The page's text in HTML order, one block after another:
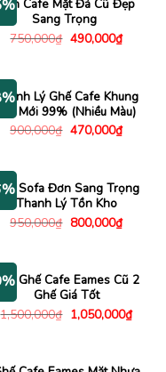
Cafe Mặt Đá Cũ Đẹp
Sang Trọng
750,000₫ Giá
490,000₫Giá
hiện
Lý Ghế Cafe Khung
Sắt Mới 99% (Nhiều Màu)
900,000₫ Giá
470,000₫Giá
hiện
Sofa Đơn Sang Trọng
Thanh Lý Tồn Kho
950,000₫ Giá
800,000₫Giá
hiện
Ghế Cafe Eames Cũ 2
Ghế Giá Tốt
1,500,000₫ Giá
gốc
1,050,000₫Giá
hiện